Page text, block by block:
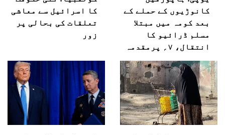
کانوڑیوں کے حملے کے
بعد کومہ میں مبتلا
مسلم ڈرائیو کا
انتقال، ۷؍ پرمقدمہ
کا اسرائیل سے معاشی
تعلقات کی بحالی پر
زور